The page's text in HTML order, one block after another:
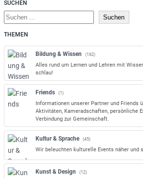
SUCHEN
S
u
c
h
Suchen
THEMEN
Bildung & Wissen (162)
Alles rund um Lernen und Lehren mit
schlau!
Friends (1)
Informationen unserer Partner und Friends
Aktivitäten, Kameradschaften, persönliche
Verbindung zur Gemeinschaft.
Kultur & Sprache (45)
Wir beleuchten kulturelle Events näher und
Kunst & Design (12)